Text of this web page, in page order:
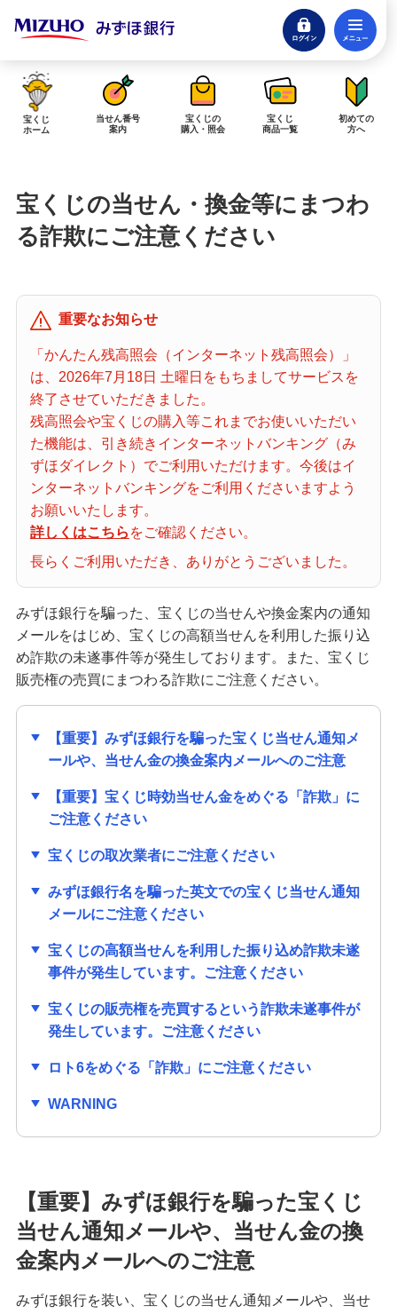
ログイン
閉じる
みずほダイレクトログイン
当せん金の受取方法について
「金額が合わない」「入金されていない」にお答えします。
す。
宝くじホーム
当せん番号案内
宝くじの購入・照会
初めての方へ
みずほ銀行店舗・ATM
みずほATM宝くじサービス
発売スケジュール
宝くじ
ホーム
当せん番号
案内
宝くじの
購入・照会
宝くじ
商品一覧
初めての
方へ
宝くじの当せん・換金等にまつわ
る詐欺にご注意ください
重要なお知らせ
「かんたん残高照会（インターネット残高照会）」
は、2026年7月18日 土曜日をもちましてサービスを
終了させていただきました。
残高照会や宝くじの購入等これまでお使いいただい
た機能は、引き続きインターネットバンキング（み
ずほダイレクト）でご利用いただけます。今後はイ
ンターネットバンキングをご利用くださいますよう
お願いいたします。
詳しくはこちら をご確認ください。
長らくご利用いただき、ありがとうございました。
みずほ銀行を騙った、宝くじの当せんや換金案内の通知
メールをはじめ、宝くじの高額当せんを利用した振り込
め詐欺の未遂事件等が発生しております。また、宝くじ
販売権の売買にまつわる詐欺にご注意ください。
【重要】みずほ銀行を騙った宝くじ当せん通知メ
ールや、当せん金の換金案内メールへのご注意
【重要】宝くじ時効当せん金をめぐる「詐欺」に
ご注意ください
宝くじの取次業者にご注意ください
みずほ銀行名を騙った英文での宝くじ当せん通知
メールにご注意ください
宝くじの高額当せんを利用した振り込め詐欺未遂
事件が発生しています。ご注意ください
宝くじの販売権を売買するという詐欺未遂事件が
発生しています。ご注意ください
ロト6をめぐる「詐欺」にご注意ください
WARNING
【重要】みずほ銀行を騙った宝くじ
当せん通知メールや、当せん金の換
金案内メールへのご注意
みずほ銀行を装い、宝くじの当せん通知メールや、当せ